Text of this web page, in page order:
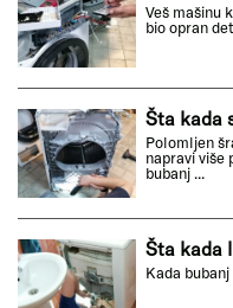
Veš mašinu
bio opran
Šta kada
Polomljen
napravi više
bubanj ...
Šta kada
Kada